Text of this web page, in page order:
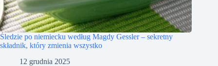
Śledzie po niemiecku według Magdy Gessler – sekretny
składnik, który zmienia wszystko
12 grudnia 2025